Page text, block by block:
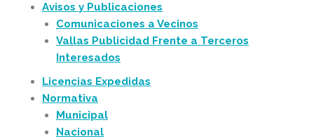
Avisos y Publicaciones
Comunicaciones a Vecinos
Vallas Publicidad Frente a Terceros
Interesados
Licencias Expedidas
Normativa
Municipal
Nacional